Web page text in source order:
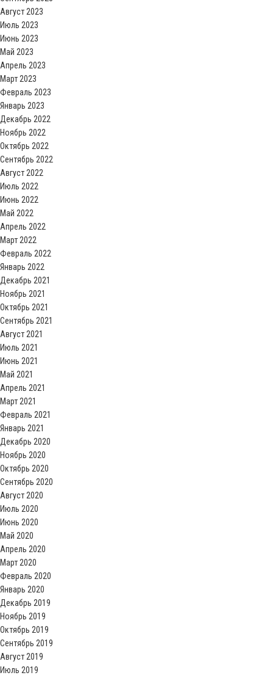
Август 2023
Июль 2023
Июнь 2023
Май 2023
Апрель 2023
Март 2023
Февраль 2023
Январь 2023
Декабрь 2022
Ноябрь 2022
Октябрь 2022
Сентябрь 2022
Август 2022
Июль 2022
Июнь 2022
Май 2022
Апрель 2022
Март 2022
Февраль 2022
Январь 2022
Декабрь 2021
Ноябрь 2021
Октябрь 2021
Сентябрь 2021
Август 2021
Июль 2021
Июнь 2021
Май 2021
Апрель 2021
Март 2021
Февраль 2021
Январь 2021
Декабрь 2020
Ноябрь 2020
Октябрь 2020
Сентябрь 2020
Август 2020
Июль 2020
Июнь 2020
Май 2020
Апрель 2020
Март 2020
Февраль 2020
Январь 2020
Декабрь 2019
Ноябрь 2019
Октябрь 2019
Сентябрь 2019
Август 2019
Июль 2019